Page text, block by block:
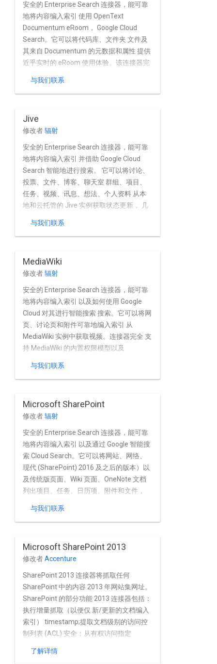
安全的 Enterprise Search 连接器，能可靠
地将内容编入索引 使用 OpenText
Documentum eRoom， Google Cloud
Search。它可以将代码库、文件夹 文件及
其来自 Documentum 的元数据和属性 提供
近乎实时的 eRoom 使用体验。该连接器完
置的用户和群组管理功能。
与我们联系
Jive
修改者辐射
安全的 Enterprise Search 连接器，能可靠
地将内容编入索引 并借助 Google Cloud
Search 智能地进行搜索。 它可以将讨论、
投票、文件、博客、聊天室 群组、项目、
任务、视频、讯息、想法、个人资料 从本
地和云托管的 Jive 实例获取状态更新， 几
置用户 和群组管理，并支持 Jive 的原生身
与我们联系
MediaWiki
修改者辐射
安全的 Enterprise Search 连接器，能可靠
地将内容编入索引 以及如何使用 Google
Cloud 对其进行智能搜索 搜索。它可以将网
页、讨论页和附件可靠地编入索引 从
MediaWiki 实例中获取视频。连接器完全 支
持 MediaWiki 的内置权限模型以及
录的安装 服务。
与我们联系
Microsoft SharePoint
修改者辐射
安全的 Enterprise Search 连接器，能可靠
地将内容编入索引 以及通过 Google 智能搜
索 Cloud Search。它可以将网站、网络、
现代 (SharePoint) 2016 及之后的版本）以
及传统版页面、Wiki 页面、OneNote 文档
列出项目、任务、日历项、附件和文件，
例。连接器 完全支持 Microsoft SharePoint
该连接器支持 基本身份验证、NTLM 身份验
证和 Kerberos 身份验证。
与我们联系
Microsoft SharePoint 2013
修改者Accenture
SharePoint 2013 连接器将抓取任何
SharePoint 中的内容 2013 年网站集网址。
SharePoint 的部分功能 2013 连接器包括：
执行增量抓取（以便仅 新/更新的文档编入
索引） timestamp;提取文档级别的访问控
制列表 (ACL) 安全；从有权访问指定
NTLM、HTTPs 和 BCS 外部列表；抢先体
了解详情